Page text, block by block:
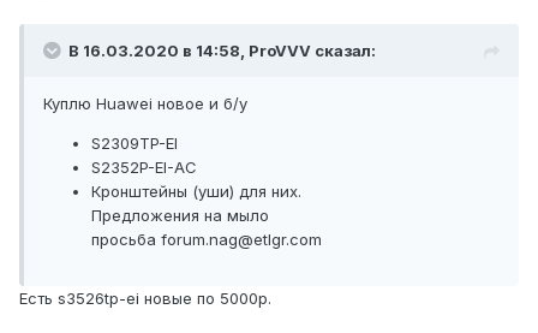
В 16.03.2020 в 14:58, ProVVV сказал:
Куплю Huawei новое и б/у
S2309ТP-ЕI
S2352P-EI-AC
Кронштейны (уши) для них.
Предложения на мыло
просьба forum.nag@etlgr.com
Есть s3526tp-ei новые по 5000р.